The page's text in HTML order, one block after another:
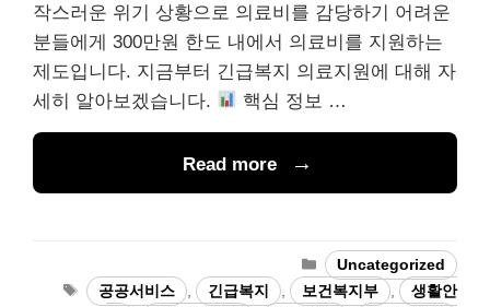
작스러운 위기 상황으로 의료비를 감당하기 어려운
분들에게 300만원 한도 내에서 의료비를 지원하는
제도입니다. 지금부터 긴급복지 의료지원에 대해 자
세히 알아보겠습니다.
핵심 정보 …
Read more
Categories
Uncategorized
Tags공공서비스 긴급복지 보건복지부
생활안